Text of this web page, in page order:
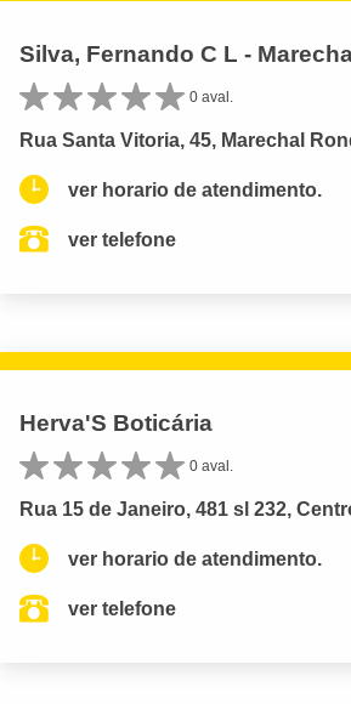
Silva, Fernando C L -
0 aval.
Rua Santa Vitoria, 45, Marechal
ver horario de atendimento.
ver telefone
Herva'S Boticária
0 aval.
Rua 15 de Janeiro, 481 sl 232,
ver horario de atendimento.
ver telefone